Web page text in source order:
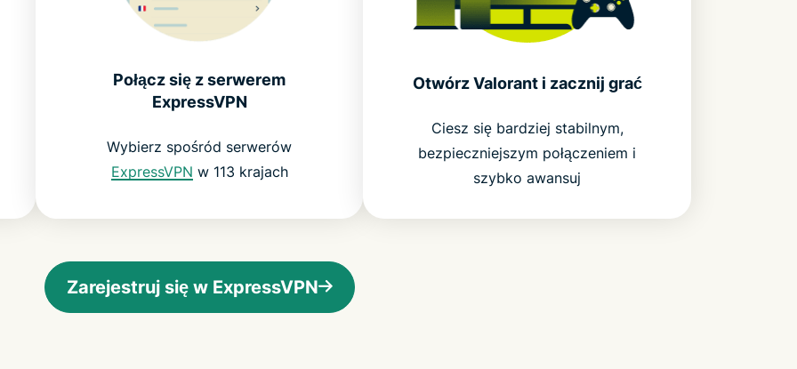
Połącz się z serwerem
ExpressVPN
Wybierz spośród serwerów
ExpressVPN w 113 krajach
Otwórz Valorant i zacznij grać
Ciesz się bardziej stabilnym,
bezpieczniejszym połączeniem i
szybko awansuj
Zarejestruj się w ExpressVPN